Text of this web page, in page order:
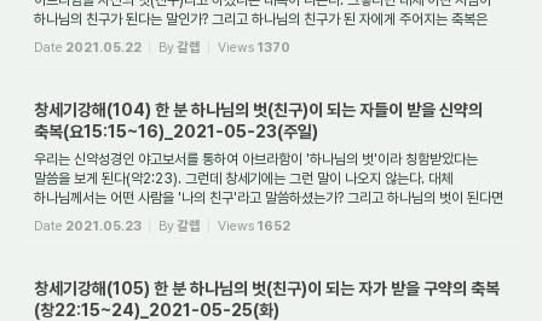
하나님의 친구가 된다는 말인가? 그리고 하나님의 친구가 된 자에게 주어지는 축복은
또한...
Date 2021.05.22 By갈렙 Views 1370
창세기강해(104) 한 분 하나님의 벗(친구)이 되는 자들이 받을 신약의
축복(요15:15~16)_2021-05-23(주일)
우리는 신약성경인 야고보서를 통하여 아브라함이 '하나님의 벗'이라 칭함받았다는
말씀을 보게 된다(약2:23). 그런데 창세기에는 그런 말이 나오지 않는다. 대체
하나님께서는 어떤 사람을 '나의 친구'라고 말씀하셨는가? 그리고 하나님의 벗이 된다면
대체 ...
Date 2021.05.23 By갈렙 Views 1652
창세기강해(105) 한 분 하나님의 벗(친구)이 되는 자가 받을 구약의 축복
(창22:15~24)_2021-05-25(화)